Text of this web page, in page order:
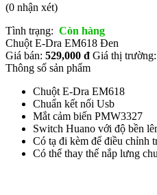
(0 nhận xét)
Tình trạng: Còn hàng
Chuột E-Dra EM618 Đen
Giá bán: 529,000 đ Giá thị trường:
Thông số sản phẩm
Chuột E-Dra EM618
Chuẩn kết nối Usb
Mắt cảm biến PMW3327
Switch Huano với độ bền
Có tạ đi kèm để điều chỉnh
Có thể thay thế nắp lưng